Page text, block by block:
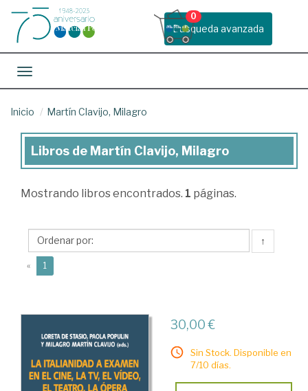
Busqueda avanzada
0
Toggle navigation
Inicio Martín Clavijo, Milagro
Libros
Martín
Milagro
Libros de Martín Clavijo, Milagro
Mostrando libros encontrados. 1 páginas.
↑
« 1
30,00 €
Sin Stock. Disponible en
7/10 días.